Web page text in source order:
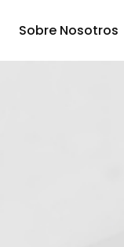
Sobre Nosotros